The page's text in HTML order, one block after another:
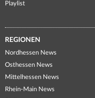
Playlist
REGIONEN
Nordhessen News
Osthessen News
Mittelhessen News
Rhein-Main News